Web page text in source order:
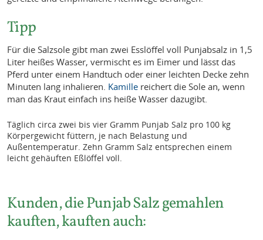
Tipp
Für die Salzsole gibt man zwei Esslöffel voll Punjabsalz in 1,5
Liter heißes Wasser, vermischt es im Eimer und lässt das
Pferd unter einem Handtuch oder einer leichten Decke zehn
Minuten lang inhalieren. Kamille reichert die Sole an, wenn
man das Kraut einfach ins heiße Wasser dazugibt.
Täglich circa zwei bis vier Gramm Punjab Salz pro 100 kg
Körpergewicht füttern, je nach Belastung und
Außentemperatur. Zehn Gramm Salz entsprechen einem
leicht gehäuften Eßlöffel voll.
Kunden, die Punjab Salz gemahlen
kauften, kauften auch: